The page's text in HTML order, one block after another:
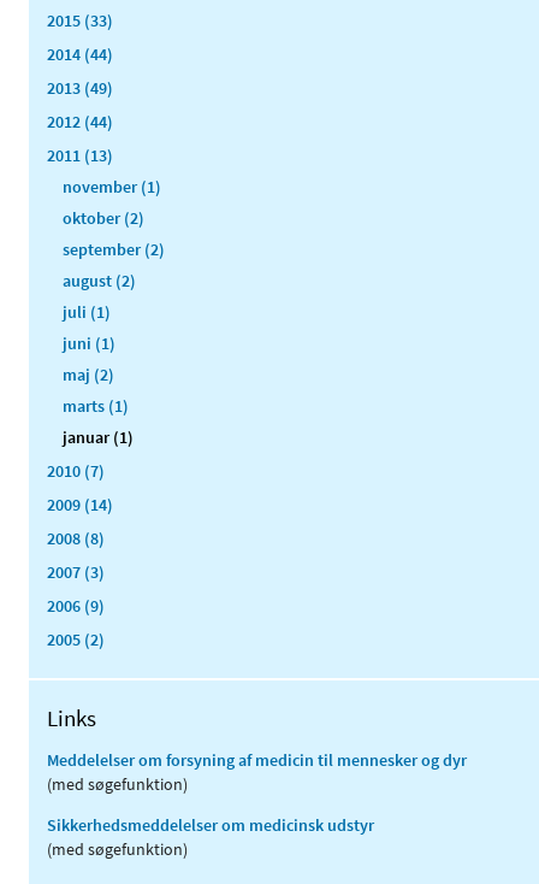
2015 (33)
2014 (44)
2013 (49)
2012 (44)
2011 (13)
november (1)
oktober (2)
september (2)
august (2)
juli (1)
juni (1)
maj (2)
marts (1)
januar (1)
2010 (7)
2009 (14)
2008 (8)
2007 (3)
2006 (9)
2005 (2)
Links
Meddelelser om forsyning af medicin til mennesker og dyr
(med søgefunktion)
Sikkerhedsmeddelelser om medicinsk udstyr
(med søgefunktion)